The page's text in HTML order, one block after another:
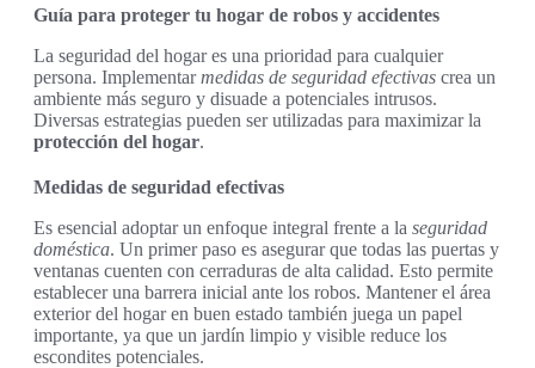
Guía para proteger tu hogar de robos y accidentes
La seguridad del hogar es una prioridad para cualquier
persona. Implementarmedidas de seguridad efectivas crea un
ambiente más seguro y disuade a potenciales intrusos.
Diversas estrategias pueden ser utilizadas para maximizar la
protección del hogar.
Medidas de seguridad efectivas
Es esencial adoptar un enfoque integral frente a la seguridad
doméstica. Un primer paso es asegurar que todas las puertas y
ventanas cuenten con cerraduras de alta calidad. Esto permite
establecer una barrera inicial ante los robos. Mantener el área
exterior del hogar en buen estado también juega un papel
importante, ya que un jardín limpio y visible reduce los
escondites potenciales.